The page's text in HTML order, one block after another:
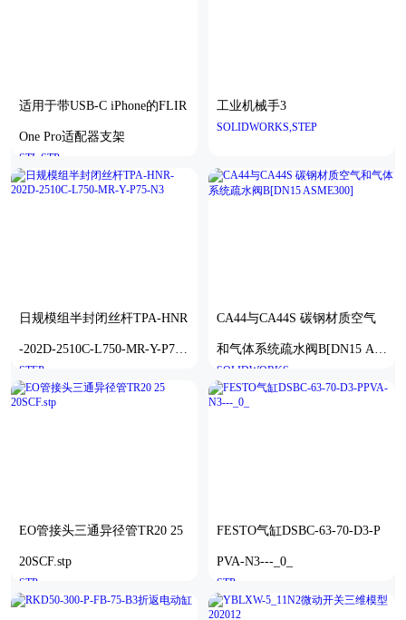
适用于带USB-C iPhone的FLIR
One Pro适配器支架
STL,STP
工业机械手3
SOLIDWORKS,STEP
日规模组半封闭丝杆TPA-HNR
-202D-2510C-L750-MR-Y-P75-
N3
STEP
CA44与CA44S 碳钢材质空气
和气体系统疏水阀B[DN15 AS
ME300]
SOLIDWORKS
EO管接头三通异径管TR20 25
20SCF.stp
STP
FESTO气缸DSBC-63-70-D3-P
PVA-N3---_0_
STP